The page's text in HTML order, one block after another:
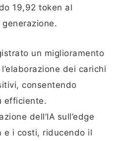
19,92 token al
un miglioramento
dei carichi
consentendo
efficiente.
dell’IA sull’edge
e i costi, riducendo il